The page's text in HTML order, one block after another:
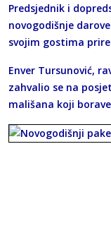
Predsjednik i
novogodišnje
svojim gostima
Enver Tursunović,
zahvalio se na
mališana koji